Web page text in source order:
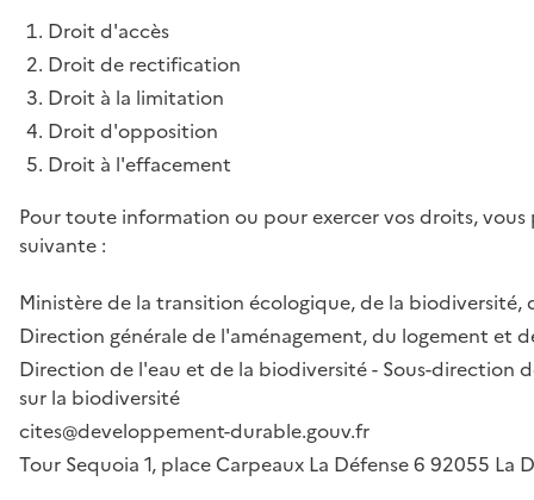
Droit d'accès
Droit de rectification
Droit à la limitation
Droit d'opposition
Droit à l'effacement
Pour toute information ou pour exercer vos droits,
suivante :
Ministère de la transition écologique, de la biodiversité,
Direction générale de l'aménagement, du logement et
Direction de l'eau et de la biodiversité - Sous-direction
sur la biodiversité
cites@developpement-durable.gouv.fr
Tour Sequoia 1, place Carpeaux La Défense 6 92055 La